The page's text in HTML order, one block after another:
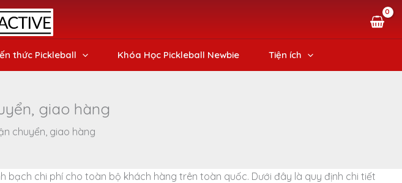
thức Pickleball Khóa Học Pickleball Newbie Tiện ích
giao hàng
chuyển, giao hàng
bạch chi phí cho toàn bộ khách hàng trên toàn quốc. Dưới đây là quy định chi tiết